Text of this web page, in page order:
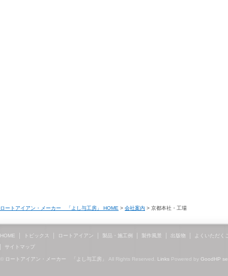
ロートアイアン・メーカー 「よし与工房」 HOME > 会社案内 > 京都本社・工場
HOME トピックス ロートアイアン 製品・施工例 製作風景 出版物
よくいただく
サイトマップ
ロートアイアン・メーカー 「よし与工房」 All Rights Reserved. Links Powered by GoodHP